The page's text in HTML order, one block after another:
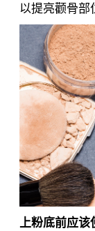
以提亮颧骨部
上粉底前应该